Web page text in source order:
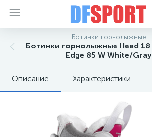
Ботинки горнолыжные
Ботинки горнолыжные Head
Edge 85 W White/Gray
Описание Характеристики